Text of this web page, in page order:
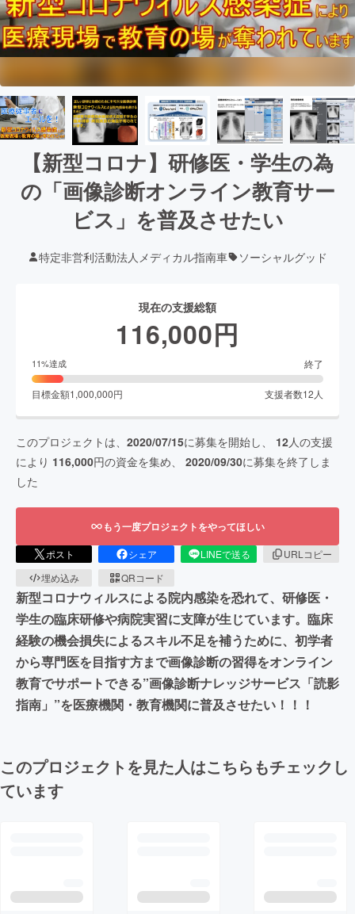
【新型コロナ】研修医・学生の為
の「画像診断オンライン教育サー
ビス」を普及させたい
特定非営利活動法人メディカル指南車 ソーシャルグッド
現在の支援総額
116,000円
11%達成 終了
目標金額1,000,000円 支援者数12 人
このプロジェクトは、 2020/07/15に募集を開始し、 12人の支援
により 116,000円の資金を集め、 2020/09/30に募集を終了しま
した
もう一度プロジェクトをやってほしい
ポスト シェア LINEで送る
URLコピー
埋め込み
QRコード
新型コロナウィルスによる院内感染を恐れて、研修医・
学生の臨床研修や病院実習に支障が生じています。臨床
経験の機会損失によるスキル不足を補うために、初学者
から専門医を目指す方まで画像診断の習得をオンライン
教育でサポートできる”画像診断ナレッジサービス「読影
指南」”を医療機関・教育機関に普及させたい！！！
このプロジェクトを見た人はこちらもチェックし
ています